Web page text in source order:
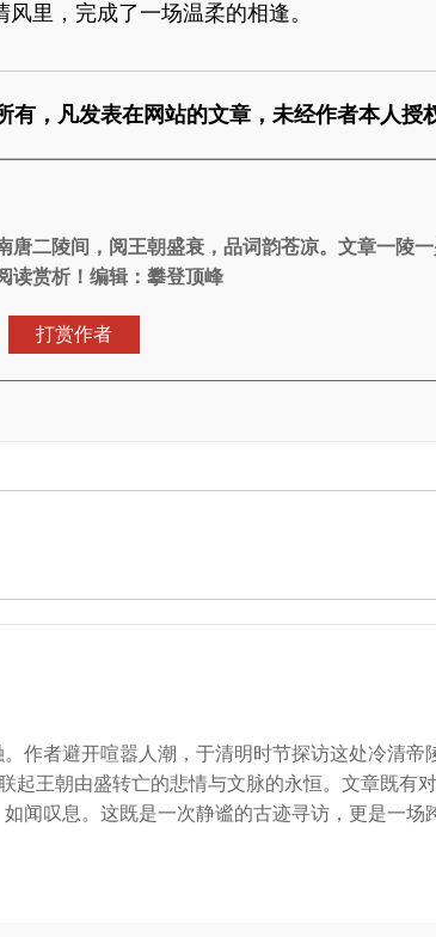
里，完成了一场温柔的相逢。
，凡发表在网站的文章，未经作者本人授
唐二陵间，阅王朝盛衰，品词韵苍凉。文章一陵
读赏析！编辑：攀登顶峰
打赏作者
作者避开喧嚣人潮，于清明时节探访这处冷清
起王朝由盛转亡的悲情与文脉的永恒。文章既
闻叹息。这既是一次静谧的古迹寻访，更是一